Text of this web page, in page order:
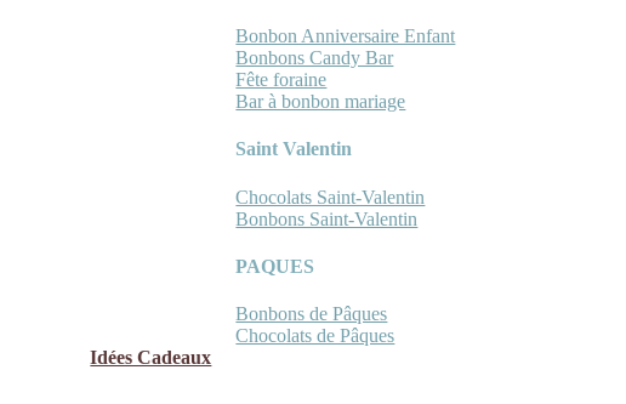
Bonbon Anniversaire Enfant
Bonbons Candy Bar
Fête foraine
Bar à bonbon mariage
Saint Valentin
Chocolats Saint-Valentin
Bonbons Saint-Valentin
PAQUES
Bonbons de Pâques
Chocolats de Pâques
Idées Cadeaux